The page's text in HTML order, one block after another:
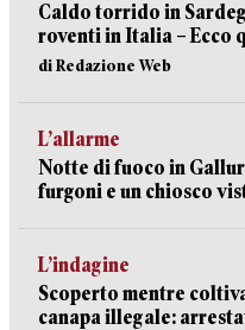
Caldo torrido in
roventi in Italia – Ecco
di Redazione Web
L’allarme
Notte di fuoco in
furgoni e un chiosco
L’indagine
Scoperto mentre
canapa illegale: